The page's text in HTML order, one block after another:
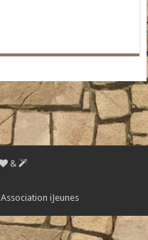
&
Association iJeunes